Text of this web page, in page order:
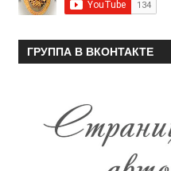
ГРУППА В ВКОНТАКТЕ